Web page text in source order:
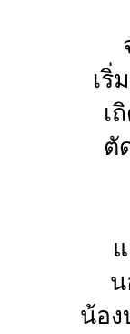
เริ่
เ
ตั
น้อง